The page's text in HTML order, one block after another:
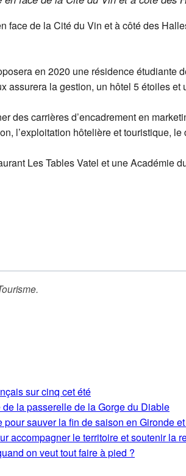
face de la Cité du Vin et à côté des
en 2020 une résidence étudiante
assurera la gestion, un hôtel 5 étoiles
des carrières d’encadrement en
l’exploitation hôtelière et touristique,
Les Tables Vatel et une Académie
.
sur cinq cet été
la passerelle de la Gorge du Diable
sauver la fin de saison en Gironde
accompagner le territoire et soutenir la
on veut tout faire à pied ?